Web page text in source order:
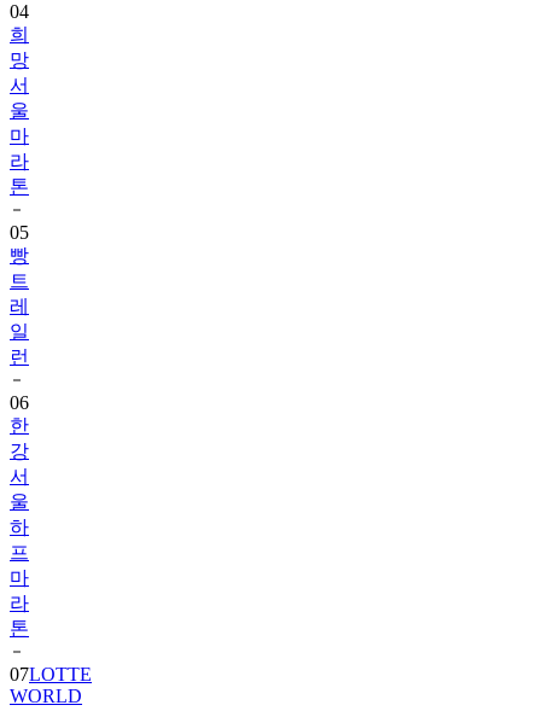
04
희
망
서
울
마
라
톤
05
빵
트
레
일
런
06
한
강
서
울
하
프
마
라
톤
07LOTTE
WORLD